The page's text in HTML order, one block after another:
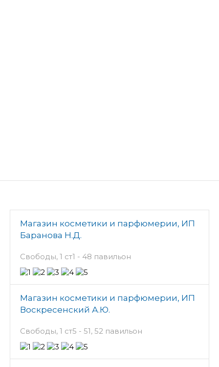
Магазин косметики и парфюмерии, ИП
Баранова Н.Д.
Свободы, 1 ст1 - 48 павильон
Магазин косметики и парфюмерии, ИП
Воскресенский А.Ю.
Свободы, 1 ст5 - 51, 52 павильон